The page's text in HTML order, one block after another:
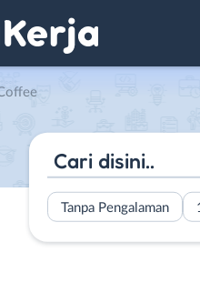
Tanpa Pengalaman